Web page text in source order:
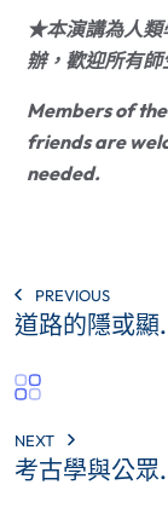
★本演講為人類
辦，歡迎所有
Members of
friends are
needed.
PREVIOUS
道路的隱或顯
NEXT
考古學與公眾